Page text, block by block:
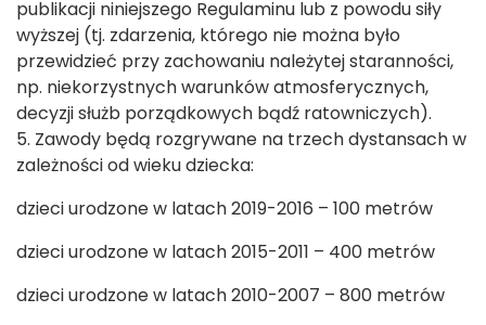
publikacji niniejszego Regulaminu lub z powodu siły
wyższej (tj. zdarzenia, którego nie można było
przewidzieć przy zachowaniu należytej staranności,
np. niekorzystnych warunków atmosferycznych,
decyzji służb porządkowych bądź ratowniczych).
5. Zawody będą rozgrywane na trzech dystansach w
zależności od wieku dziecka:
dzieci urodzone w latach 2019-2016 – 100 metrów
dzieci urodzone w latach 2015-2011 – 400 metrów
dzieci urodzone w latach 2010-2007 – 800 metrów